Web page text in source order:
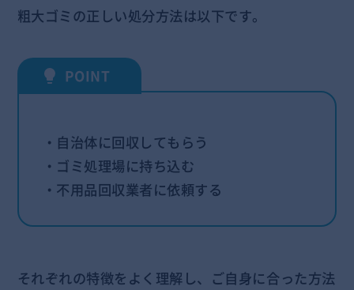
粗大ゴミの正しい処分方法は以下です。
・自治体に回収してもらう
・ゴミ処理場に持ち込む
・不用品回収業者に依頼する
それぞれの特徴をよく理解し、ご自身に合った方法